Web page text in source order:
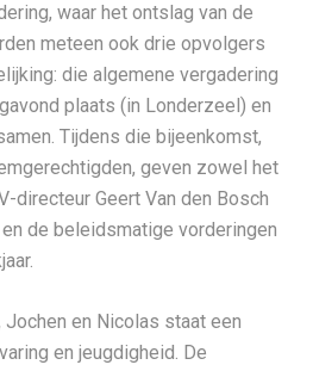
waar het ontslag van de
meteen ook drie opvolgers
die algemene vergadering
plaats (in Londerzeel) en
Tijdens die bijeenkomst,
geven zowel het
directeur Geert Van den Bosch
de beleidsmatige vorderingen
Jochen en Nicolas staat een
en jeugdigheid. De